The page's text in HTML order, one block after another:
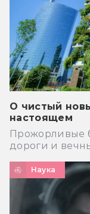
О чистый
настоящем
Прожорливые
дороги и
Наука